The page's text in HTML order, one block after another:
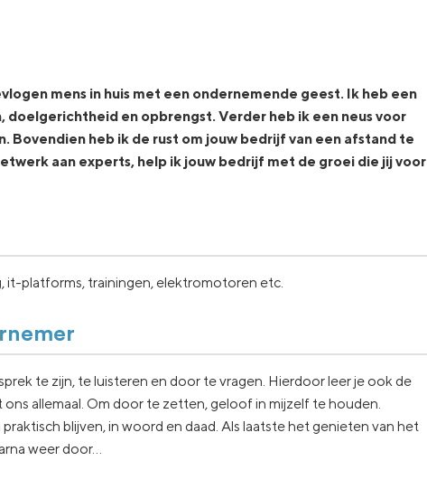
mens in huis met een ondernemende geest. Ik heb een
en opbrengst. Verder heb ik een neus voor
Bovendien heb ik de rust om jouw bedrijf van een afstand te
aan experts, help ik jouw bedrijf met de groei die jij voor
it-platforms, trainingen, elektromotoren etc.
te zijn, te luisteren en door te vragen. Hierdoor leer je ook de
allemaal. Om door te zetten, geloof in mijzelf te houden.
blijven, in woord en daad. Als laatste het genieten van het
weer door…